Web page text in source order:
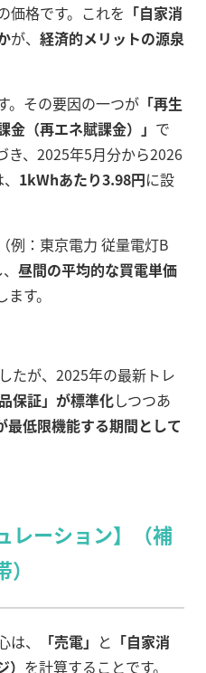
価格です。これを 「自家消
が、 経済的メリットの源泉
。その要因の一つが 「再生
（再エネ賦課金）」 で
き、2025年5月分から2026
1kWhあたり3.98円に設
例：東京電力 従量電灯B
昼間の平均的な買電単価
ます。
たが、2025年の最新トレ
保証」が標準化しつつあ
最低限機能する期間として
レーション】（補
、 「売電」 と 「自家消
を計算することです。